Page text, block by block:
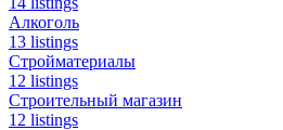
Алкоголь
13 listings
Стройматериалы
12 listings
Строительный магазин
12 listings